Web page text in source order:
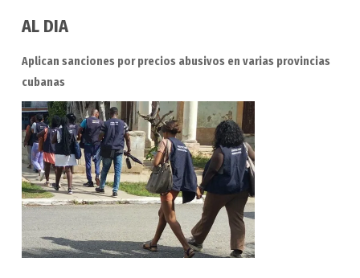
AL DIA
Aplican sanciones por precios abusivos en varias provincias
cubanas